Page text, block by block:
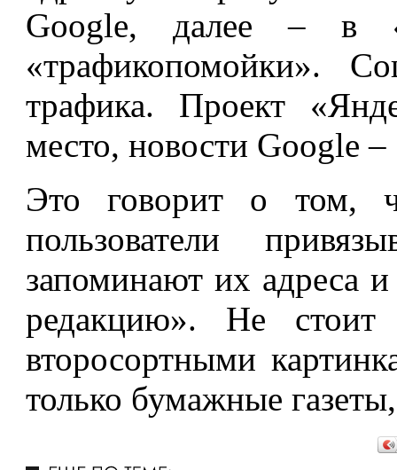
Google, далее – в
«трафикопомойки».
трафика. Проект
место, новости Google –
Это говорит о том,
пользователи
запоминают их адреса
редакцию». Не стоит
второсортными
только бумажные